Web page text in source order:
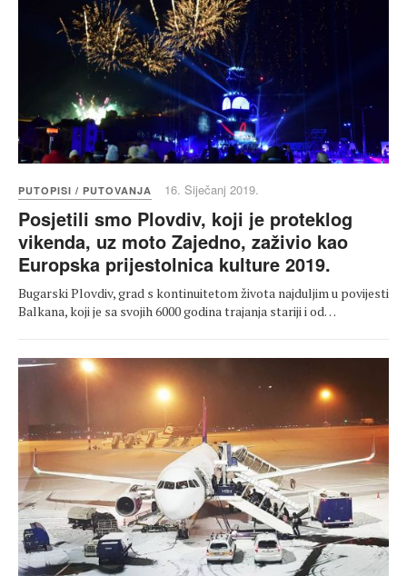
PUTOPISI / PUTOVANJA 16. Siječanj 2019.
Posjetili smo Plovdiv, koji je proteklog
vikenda, uz moto Zajedno, zaživio kao
Europska prijestolnica kulture 2019.
Bugarski Plovdiv, grad s kontinuitetom života najduljim u povijesti
Balkana, koji je sa svojih 6000 godina trajanja stariji i od…